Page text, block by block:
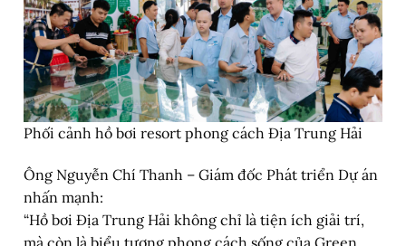
Phối cảnh hồ bơi resort phong cách Địa Trung Hải
Ông Nguyễn Chí Thanh – Giám đốc Phát triển Dự án
nhấn mạnh:
“Hồ bơi Địa Trung Hải không chỉ là tiện ích giải trí,